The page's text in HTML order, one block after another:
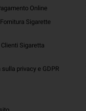
Online
Sigarette
Sigaretta
privacy e GDPR